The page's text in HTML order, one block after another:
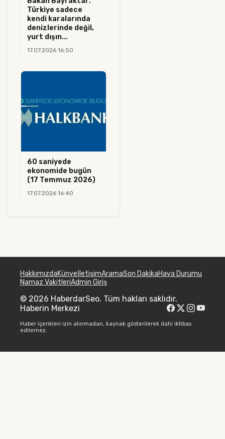
Türkiye sadece
kendi karalarında
denizlerinde değil,
yurt dışın...
17.07.2026 16:50
60 saniyede
ekonomide bugün
(17 Temmuz 2026)
17.07.2026 16:40
HakkımızdaKünyeİletişimAramaSon DakikaHava Durumu
Namaz VakitleriAdmin Giriş
© 2026 HaberdarSeo. Tüm hakları saklıdır.
Haberin Merkezi
Haber içerikleri izin alınmadan, kaynak gösterilerek dahi iktibas
edilemez.